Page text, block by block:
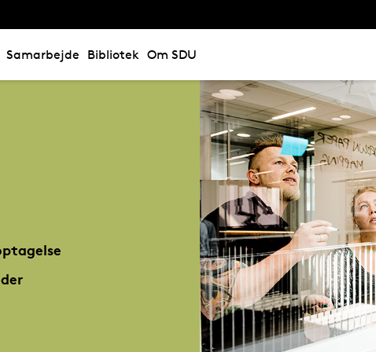
Samarbejde Bibliotek Om SDU